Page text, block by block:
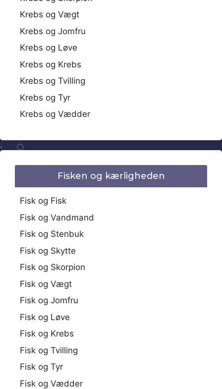
Krebs og Vægt
Krebs og Jomfru
Krebs og Løve
Krebs og Krebs
Krebs og Tvilling
Krebs og Tyr
Krebs og Vædder
Fisken og kærligheden
Fisk og Fisk
Fisk og Vandmand
Fisk og Stenbuk
Fisk og Skytte
Fisk og Skorpion
Fisk og Vægt
Fisk og Jomfru
Fisk og Løve
Fisk og Krebs
Fisk og Tvilling
Fisk og Tyr
Fisk og Vædder